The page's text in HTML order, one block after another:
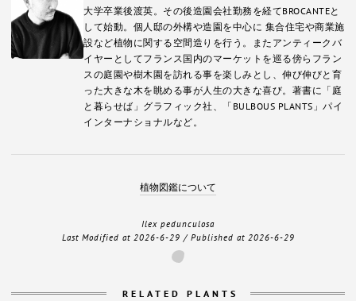
大学卒業後渡英。その後造園会社勤務を経てBROCANTEと
して始動。個人邸の外構や造園を中心に 集合住宅や商業施
設など植物に関する空間造りを行う。またアンティークバ
イヤーとしてフランス国内のマーケットを巡る傍らフラン
スの庭園や樹木園を訪れる事を楽しみとし、伸び伸びと育
った大きな木を眺める事が人生の大きな喜び。著書に「庭
と暮らせば」グラフィック社、「BULBOUS PLANTS」パイ
インターナショナルなど。
植物図鑑について
Ilex pedunculosa
Last Modified at 2026-6-29 / Published at 2026-6-29
RELATED PLANTS